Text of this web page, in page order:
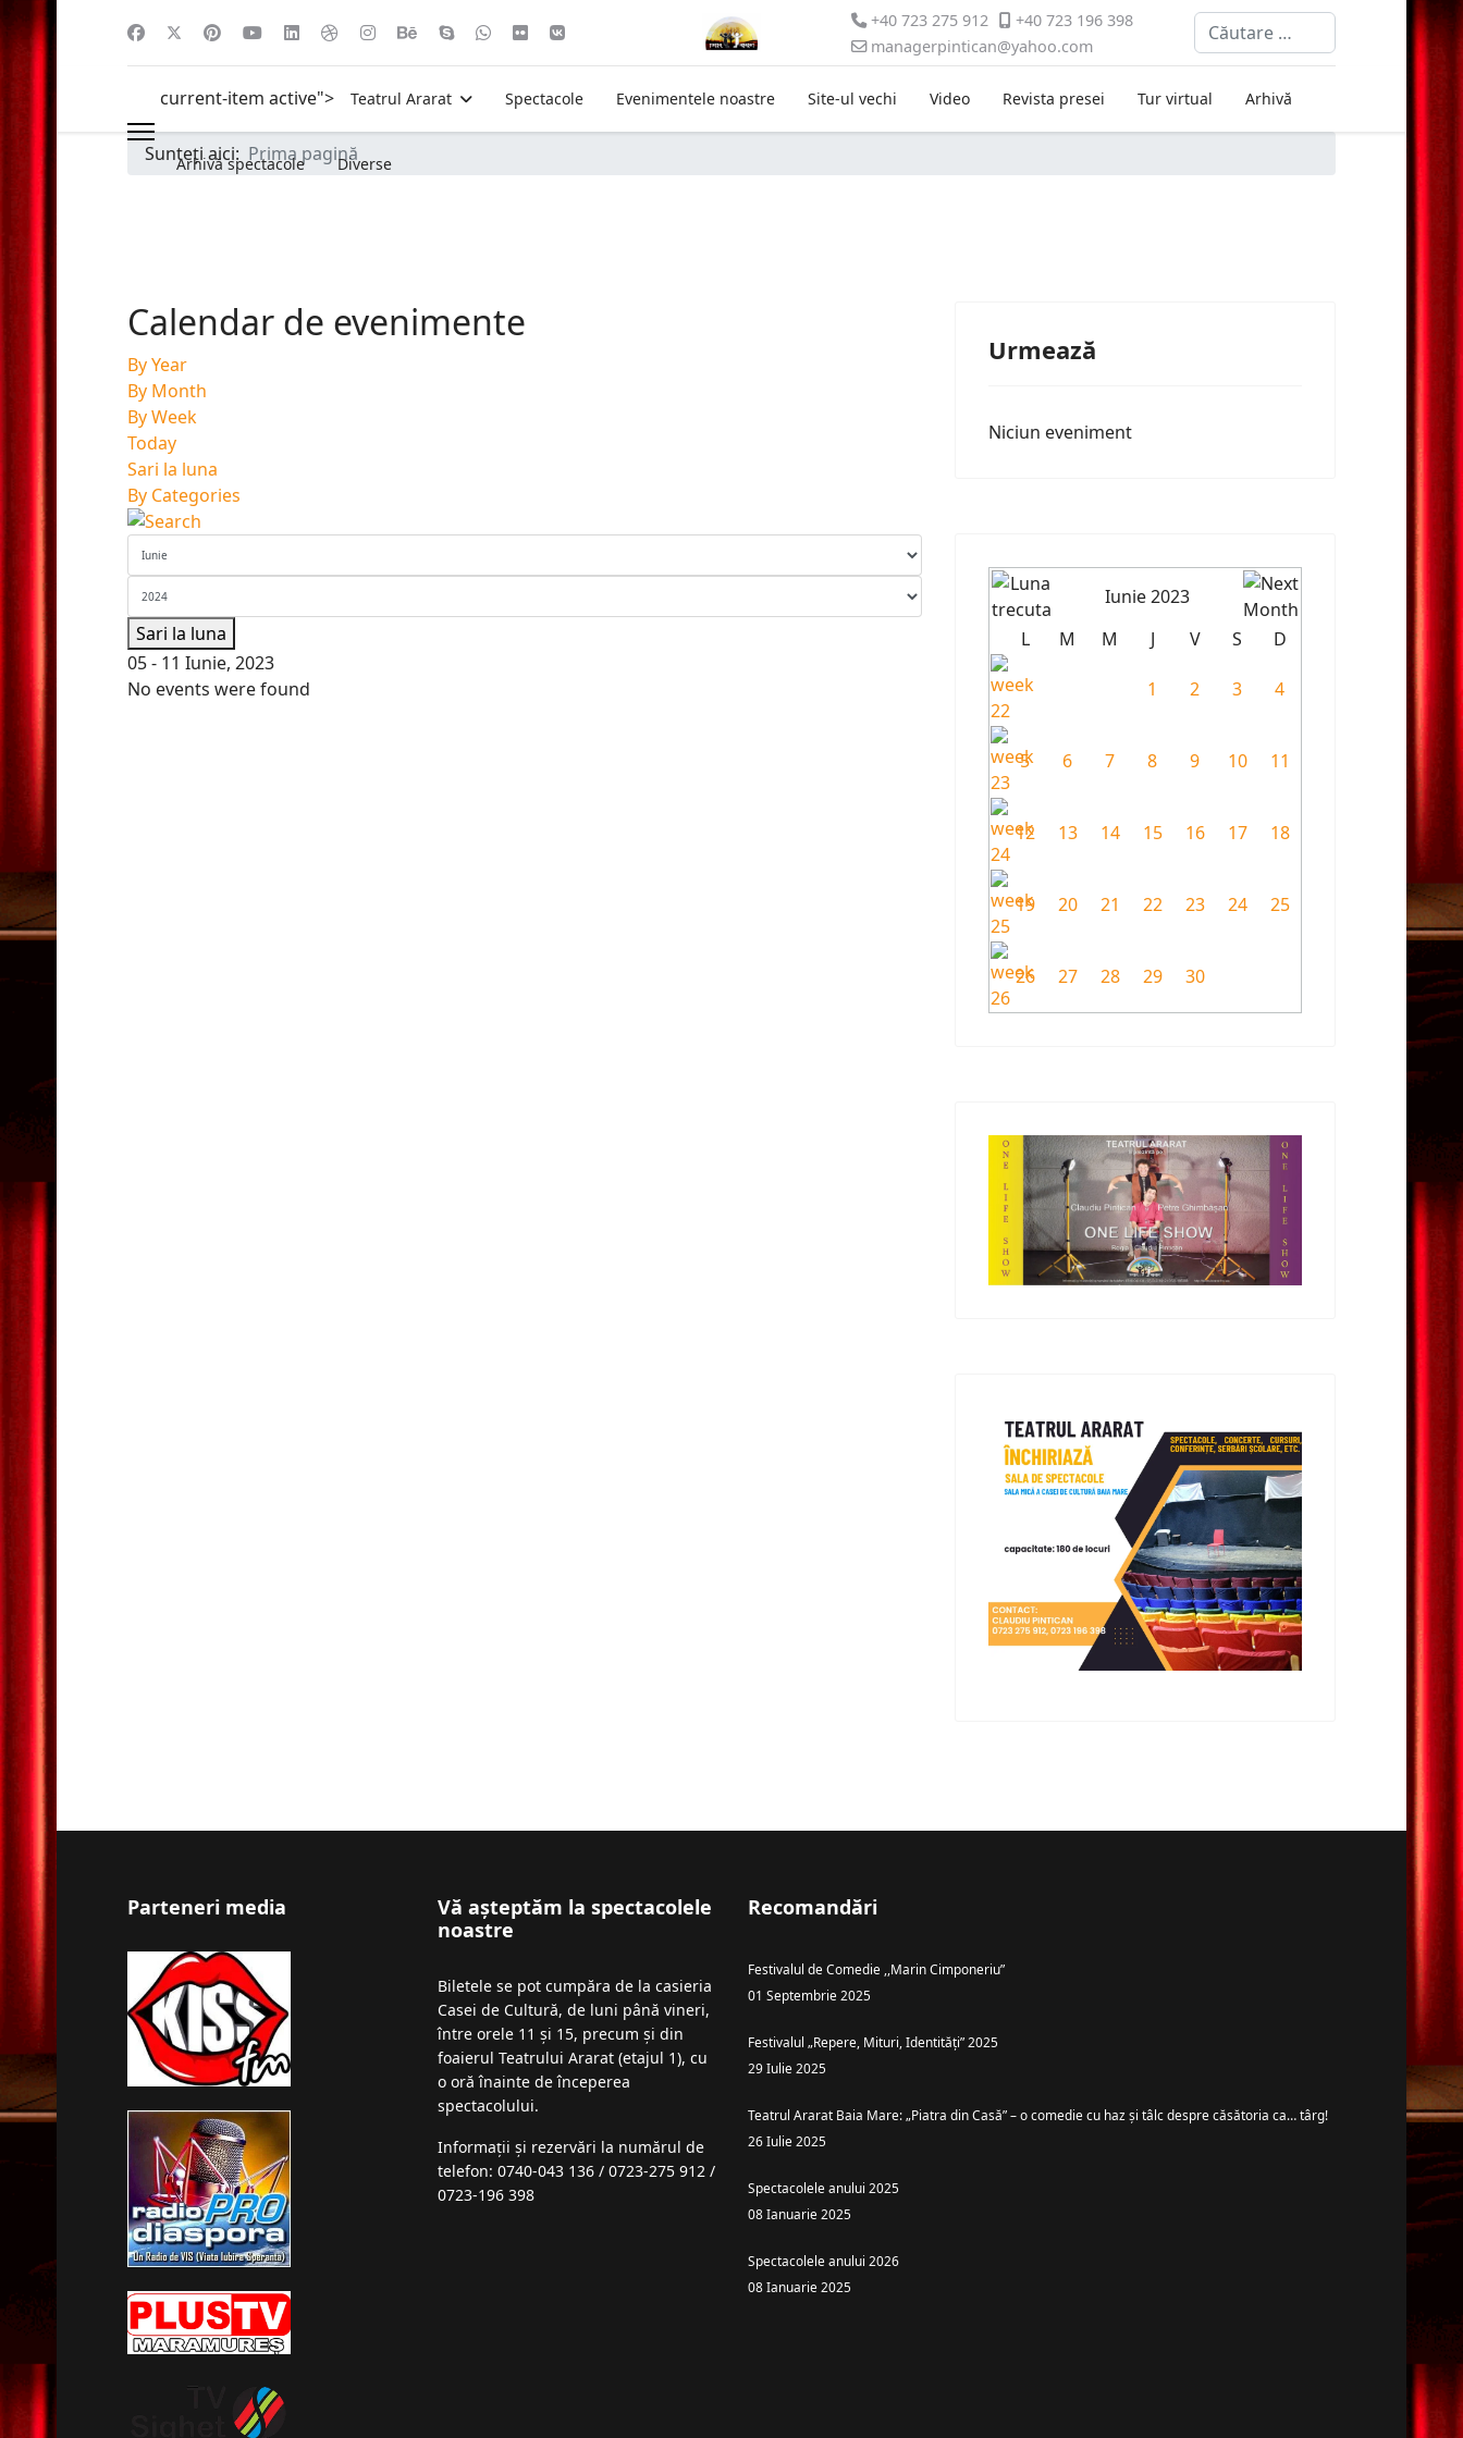
+40 723 275 912
+40 723 196 398
managerpintican@yahoo.com
Cautare
current-item active"> Teatrul Ararat Spectacole Evenimentele noastre Site-ul vechi Video Revista presei Tur virtual Arhivă
Arhivă spectacole Diverse
Sunteți aici: Prima pagină
Calendar de evenimente
By Year
By Month
By Week
Today
Sari la luna
By Categories
Sari la luna
05 - 11 Iunie, 2023
No events were found
Urmează
Niciun eveniment
Iunie 2023
L
M M J V S D
1 2 3 4
5 6 7 8 9 10 11
12 13 14 15 16 17 18
19 20 21 22 23 24 25
26 27 28 29 30
Parteneri media
Vă așteptăm la spectacolele
noastre
Biletele se pot cumpăra de la casieria
Casei de Cultură, de luni până vineri,
între orele 11 și 15, precum și din
foaierul Teatrului Ararat (etajul 1), cu
o oră înainte de începerea
spectacolului.
Informații şi rezervări la numărul de
telefon: 0740-043 136 / 0723-275 912 /
0723-196 398
Recomandări
Festivalul de Comedie ,,Marin Cimponeriu”
01 Septembrie 2025
Festivalul „Repere, Mituri, Identități” 2025
29 Iulie 2025
Teatrul Ararat Baia Mare: „Piatra din Casă” – o comedie cu haz și tâlc despre căsătoria ca… târg!
26 Iulie 2025
Spectacolele anului 2025
08 Ianuarie 2025
Spectacolele anului 2026
08 Ianuarie 2025